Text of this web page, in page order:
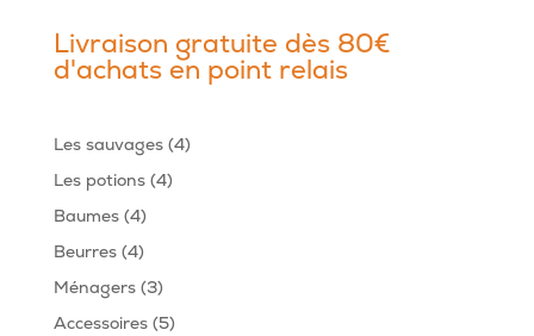
Livraison gratuite dès 80€
d'achats en point relais
Les sauvages 44
Les potions 44
Baumes 44
produits
Beurres 44
produits
Ménagers 33
produits
Accessoires 55